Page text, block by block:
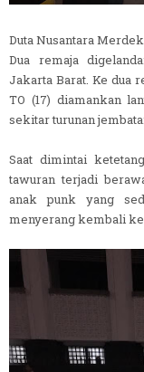
Duta Nusantara
Dua remaja
Jakarta Barat. Ke dua
TO (17) diamankan
sekitar turunan
Saat dimintai
tawuran terjadi
anak punk yang
menyerang kembali